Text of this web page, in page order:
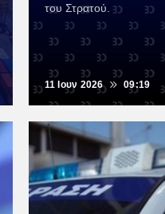
του Στρατού.
11 Ιουν 2026 09:19